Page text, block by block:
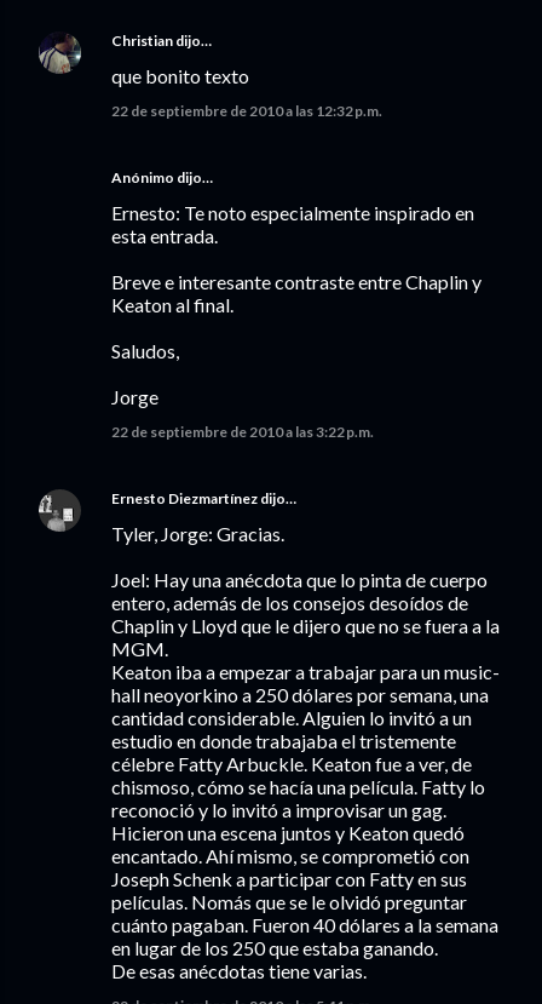
Christian dijo…
que bonito texto
22 de septiembre de 2010 a las 12:32 p.m.
Anónimo dijo…
Ernesto: Te noto especialmente inspirado en
esta entrada.
Breve e interesante contraste entre Chaplin y
Keaton al final.
Saludos,
Jorge
22 de septiembre de 2010 a las 3:22 p.m.
Ernesto Diezmartínez dijo…
Tyler, Jorge: Gracias.
Joel: Hay una anécdota que lo pinta de cuerpo
entero, además de los consejos desoídos de
Chaplin y Lloyd que le dijero que no se fuera a la
MGM.
Keaton iba a empezar a trabajar para un music-
hall neoyorkino a 250 dólares por semana, una
cantidad considerable. Alguien lo invitó a un
estudio en donde trabajaba el tristemente
célebre Fatty Arbuckle. Keaton fue a ver, de
chismoso, cómo se hacía una película. Fatty lo
reconoció y lo invitó a improvisar un gag.
Hicieron una escena juntos y Keaton quedó
encantado. Ahí mismo, se comprometió con
Joseph Schenk a participar con Fatty en sus
películas. Nomás que se le olvidó preguntar
cuánto pagaban. Fueron 40 dólares a la semana
en lugar de los 250 que estaba ganando.
De esas anécdotas tiene varias.